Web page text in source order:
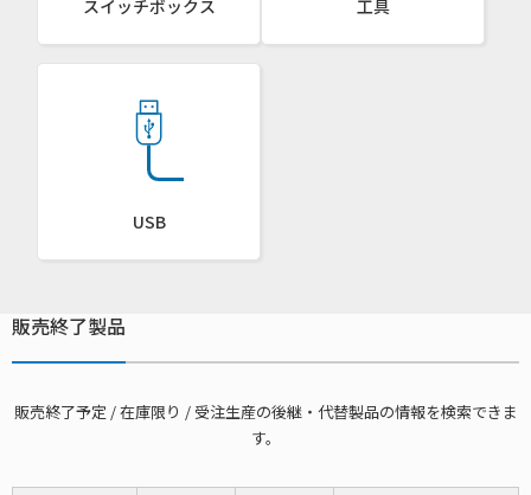
スイッチボックス 工具
USB
販売終了製品
販売終了予定 / 在庫限り / 受注生産の後継・代替製品の情報を検索できま
す。